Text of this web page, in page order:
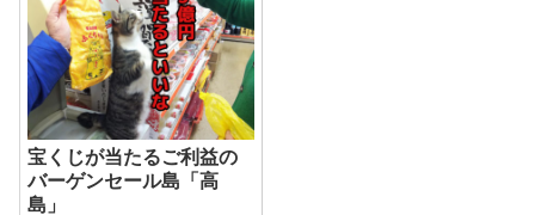
宝くじが当たるご利益の
バーゲンセール島「高
島」